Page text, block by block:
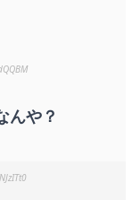
んや？